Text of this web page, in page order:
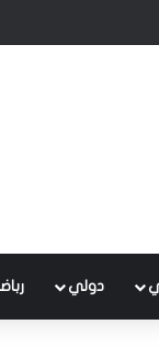
لتطوير إدارة
دولي